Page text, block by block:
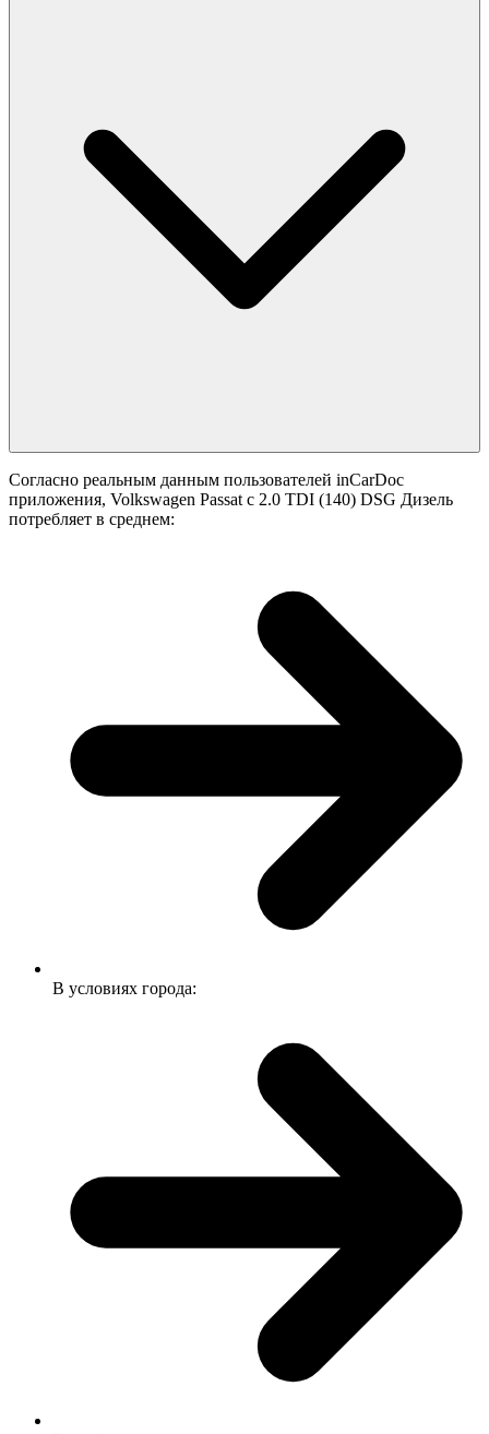
Согласно реальным данным пользователей inCarDoc
приложения, Volkswagen Passat с 2.0 TDI (140) DSG Дизель
потребляет в среднем:
В условиях города: